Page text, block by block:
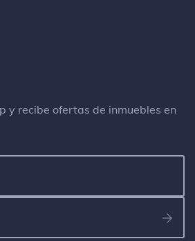
y recibe ofertas de inmuebles en